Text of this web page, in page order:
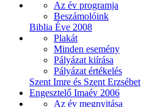
Az év programja
Beszámolóink
Biblia Éve 2008
Plakát
Minden esemény
Pályázat kiírása
Pályázat értékelés
Szent Imre és Szent Erzsébet
Engesztelő Imaév 2006
Az év megnyitása